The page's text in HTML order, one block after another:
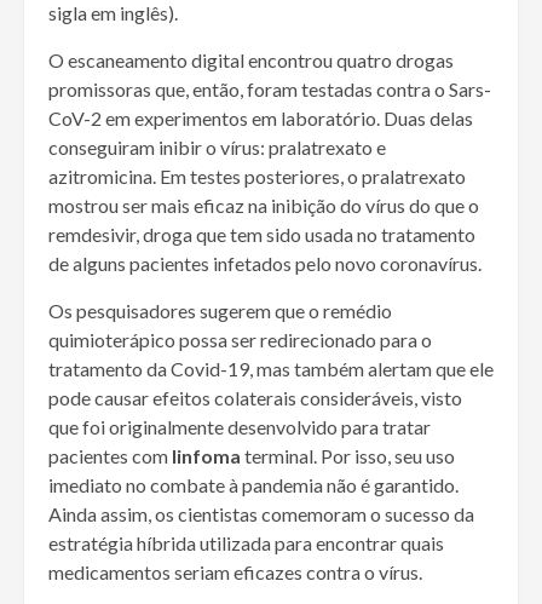
sigla em inglês).
O escaneamento digital encontrou quatro drogas
promissoras que, então, foram testadas contra o Sars-
CoV-2 em experimentos em laboratório. Duas delas
conseguiram inibir o vírus: pralatrexato e
azitromicina. Em testes posteriores, o pralatrexato
mostrou ser mais eficaz na inibição do vírus do que o
remdesivir, droga que tem sido usada no tratamento
de alguns pacientes infetados pelo novo coronavírus.
Os pesquisadores sugerem que o remédio
quimioterápico possa ser redirecionado para o
tratamento da Covid-19, mas também alertam que ele
pode causar efeitos colaterais consideráveis, visto
que foi originalmente desenvolvido para tratar
pacientes com linfoma terminal. Por isso, seu uso
imediato no combate à pandemia não é garantido.
Ainda assim, os cientistas comemoram o sucesso da
estratégia híbrida utilizada para encontrar quais
medicamentos seriam eficazes contra o vírus.